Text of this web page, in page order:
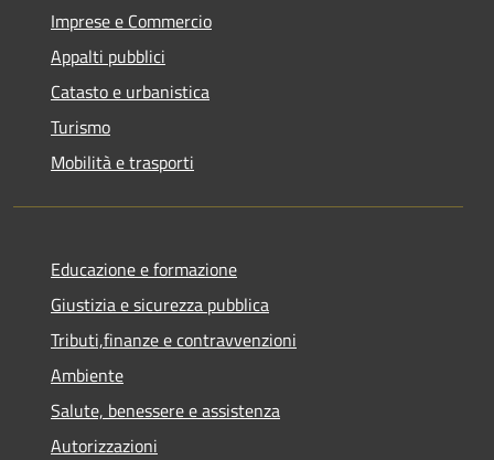
Imprese e Commercio
Appalti pubblici
Catasto e urbanistica
Turismo
Mobilità e trasporti
Educazione e formazione
Giustizia e sicurezza pubblica
Tributi,finanze e contravvenzioni
Ambiente
Salute, benessere e assistenza
Autorizzazioni